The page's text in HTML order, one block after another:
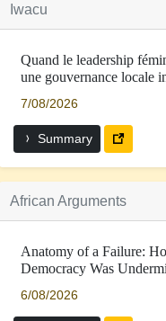
Iwacu
Quand le leadership
une gouvernance locale
7/08/2026
Summary
African Arguments
Anatomy of a Failure:
Democracy Was
6/08/2026